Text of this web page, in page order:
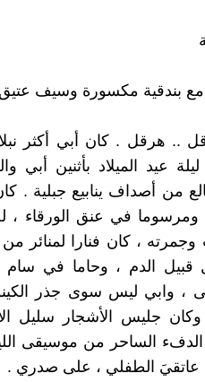
بندقية مكسورة وسيف
.. هرقل . كان أبي أكثر
ليلة عيد الميلاد بأثنين
من أصداف ينابيع جبلية
في عنق الورقاء ، له
وجمرته ، كان فنارا
قبيل الدم ، وحاما في
، وابي ليس سوى جذر
جليس الأشجار سليل
الساحر من موسيقى
عاتقيَ الطفلي ، على صدري .